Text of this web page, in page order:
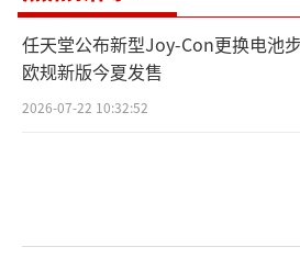
任天堂公布新型Joy-Con更换电池
欧规新版今夏发售
2026-07-22 10:32:52